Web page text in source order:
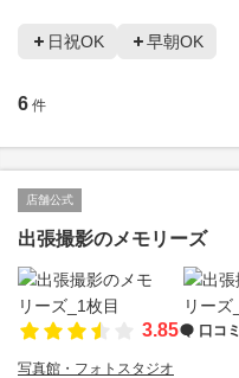
日祝OK 早朝OK
6 件
店舗公式
出張撮影のメモリーズ
3.85 口コミ
写真館・フォトスタジオ